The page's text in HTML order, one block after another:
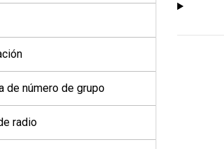
de número de grupo
radio